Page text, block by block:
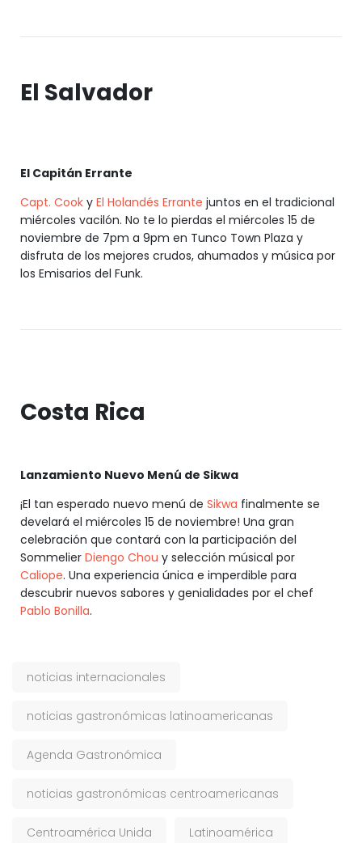
El Salvador
El Capitán Errante
Capt. Cook y El Holandés Errante juntos en el tradicional
miércoles vacilón. No te lo pierdas el miércoles 15 de
noviembre de 7pm a 9pm en Tunco Town Plaza y
disfruta de los mejores crudos, ahumados y música por
los Emisarios del Funk.
Costa Rica
Lanzamiento Nuevo Menú de Sikwa
¡El tan esperado nuevo menú de Sikwa finalmente se
develará el miércoles 15 de noviembre! Una gran
celebración que contará con la participación del
Sommelier Diengo Chou y selección músical por
Caliope. Una experiencia única e imperdible para
descubrir nuevos sabores y genialidades por el chef
Pablo Bonilla.
noticias internacionales
noticias gastronómicas latinoamericanas
Agenda Gastronómica
noticias gastronómicas centroamericanas
Centroamérica Unida Latinoamérica